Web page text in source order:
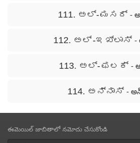
111. ಅಲ್- ಮಸದ್ -
112. ಅಲ್ -ಇಖ್ಲಾಸ್ -
113. ಅಲ್- ಫಲಕ್ -
114. ಅನ್ನಾಸ್ -
ఈమెయిల్ జాబితాలో నమోదు చేసుకోండి